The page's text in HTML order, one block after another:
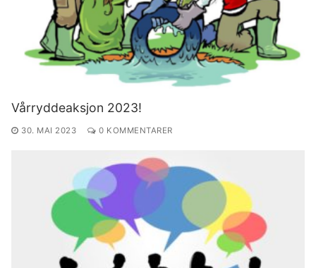
Vårryddeaksjon 2023!
30. MAI 2023 0 KOMMENTARER